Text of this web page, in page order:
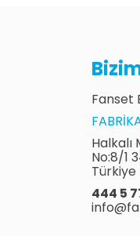
Fanset
Halkalı
No:8/1
Türkiye
444 5